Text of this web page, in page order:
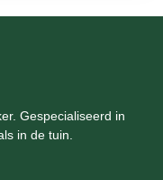
Gespecialiseerd in
in de tuin.